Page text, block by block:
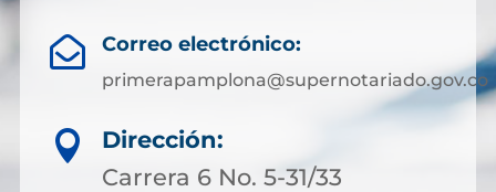
 Correo electrónico:
primerapamplona@supernotariado.gov.co

Dirección:
Carrera 6 No. 5-31/33